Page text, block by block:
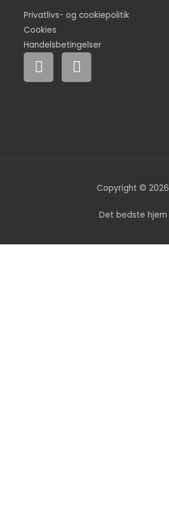
Privatlivs- og cookiepolitik
Cookies
Handelsbetingelser
F
a
c
I
n
s
Copyright © 2026
Det bedste hjem